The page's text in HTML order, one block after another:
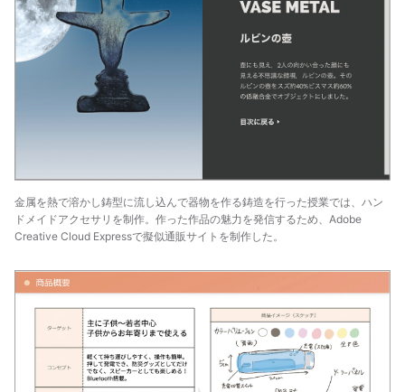
金属を熱で溶かし鋳型に流し込んで器物を作る鋳造を行った授業では、ハン
ドメイドアクセサリを制作。作った作品の魅力を発信するため、Adobe
Creative Cloud Expressで擬似通販サイトを制作した。